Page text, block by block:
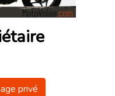
privé